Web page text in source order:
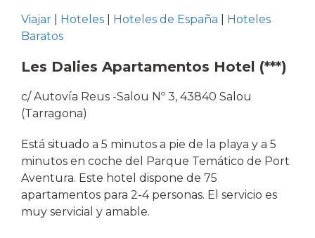
Viajar Hoteles Hoteles de España
Hoteles
Baratos
Les Dalies Apartamentos Hotel (***)
c/ Autovía Reus -Salou Nº 3, 43840 Salou
(Tarragona)
Está situado a 5 minutos a pie de la playa y a 5
minutos en coche del Parque Temático de Port
Aventura. Este hotel dispone de 75
apartamentos para 2-4 personas. El servicio es
muy servicial y amable.